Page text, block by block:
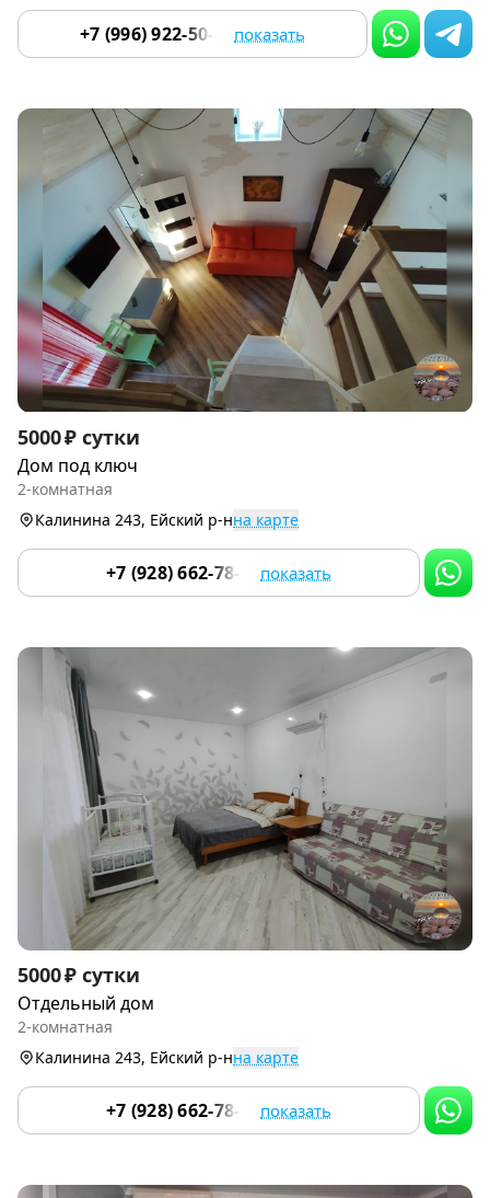
+7 (996) 922-50-80 показать
Item
1
of
9
5000 ₽ сутки
Дом под ключ
2-комнатная
Калинина 243, Ейский р-нна карте
+7 (928) 662-78-37 показать
Item
1
of
5000 ₽ сутки
Отдельный дом
2-комнатная
Калинина 243, Ейский р-нна карте
+7 (928) 662-78-37 показать